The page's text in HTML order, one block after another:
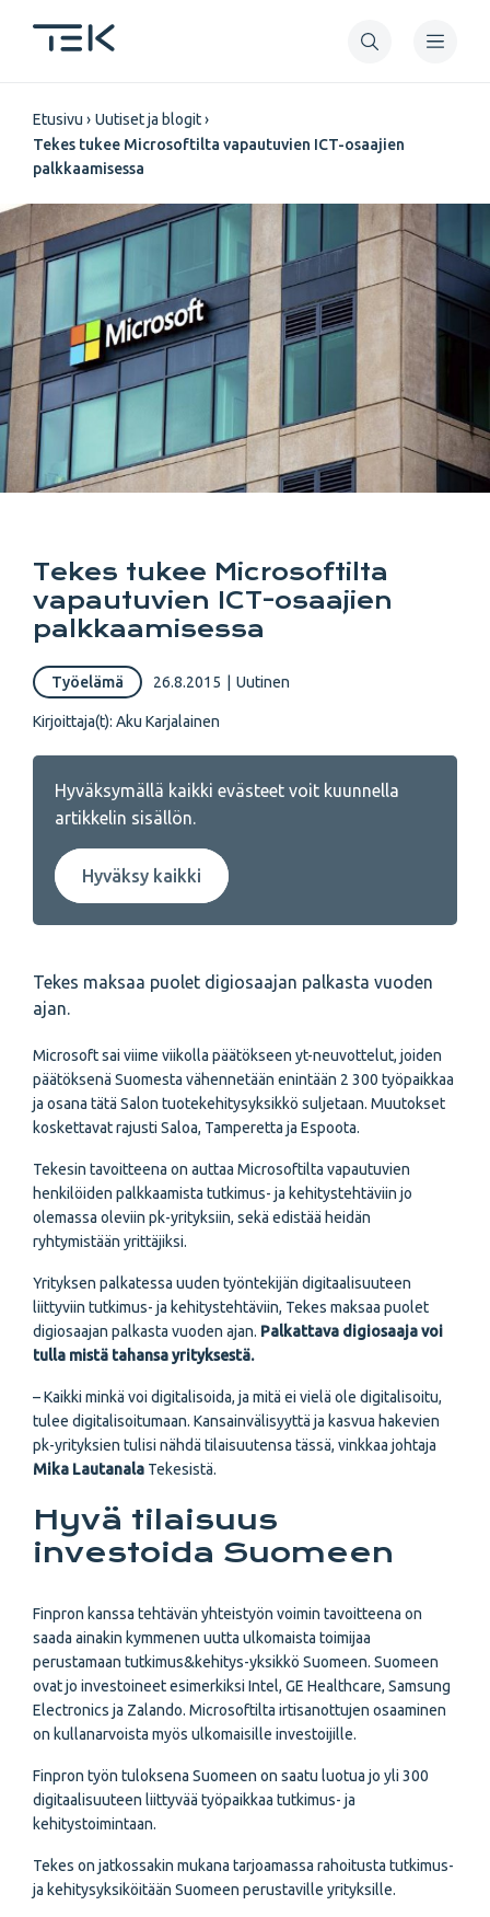
pääsisältöön
Murupolku
Etusivu
Uutiset ja blogit
Tekes tukee Microsoftilta vapautuvien ICT-osaajien
palkkaamisessa
Tekes tukee Microsoftilta
vapautuvien ICT-osaajien
palkkaamisessa
Työelämä 26.8.2015 Uutinen
Kirjoittaja(t): Aku Karjalainen
Hyväksymällä kaikki evästeet voit kuunnella
artikkelin sisällön.
Hyväksy kaikki
Tekes maksaa puolet digiosaajan palkasta vuoden
ajan.
Microsoft sai viime viikolla päätökseen yt-neuvottelut, joiden
päätöksenä Suomesta vähennetään enintään 2 300 työpaikkaa
ja osana tätä Salon tuotekehitysyksikkö suljetaan. Muutokset
koskettavat rajusti Saloa, Tamperetta ja Espoota.
Tekesin tavoitteena on auttaa Microsoftilta vapautuvien
henkilöiden palkkaamista tutkimus- ja kehitystehtäviin jo
olemassa oleviin pk-yrityksiin, sekä edistää heidän
ryhtymistään yrittäjiksi.
Yrityksen palkatessa uuden työntekijän digitaalisuuteen
liittyviin tutkimus- ja kehitystehtäviin, Tekes maksaa puolet
digiosaajan palkasta vuoden ajan. Palkattava digiosaaja voi
tulla mistä tahansa yrityksestä.
– Kaikki minkä voi digitalisoida, ja mitä ei vielä ole digitalisoitu,
tulee digitalisoitumaan. Kansainvälisyyttä ja kasvua hakevien
pk-yrityksien tulisi nähdä tilaisuutensa tässä, vinkkaa johtaja
Mika Lautanala Tekesistä.
Hyvä tilaisuus
investoida Suomeen
Finpron kanssa tehtävän yhteistyön voimin tavoitteena on
saada ainakin kymmenen uutta ulkomaista toimijaa
perustamaan tutkimus&kehitys-yksikkö Suomeen. Suomeen
ovat jo investoineet esimerkiksi Intel, GE Healthcare, Samsung
Electronics ja Zalando. Microsoftilta irtisanottujen osaaminen
on kullanarvoista myös ulkomaisille investoijille.
Finpron työn tuloksena Suomeen on saatu luotua jo yli 300
digitaalisuuteen liittyvää työpaikkaa tutkimus- ja
kehitystoimintaan.
Tekes on jatkossakin mukana tarjoamassa rahoitusta tutkimus-
ja kehitysyksiköitään Suomeen perustaville yrityksille.